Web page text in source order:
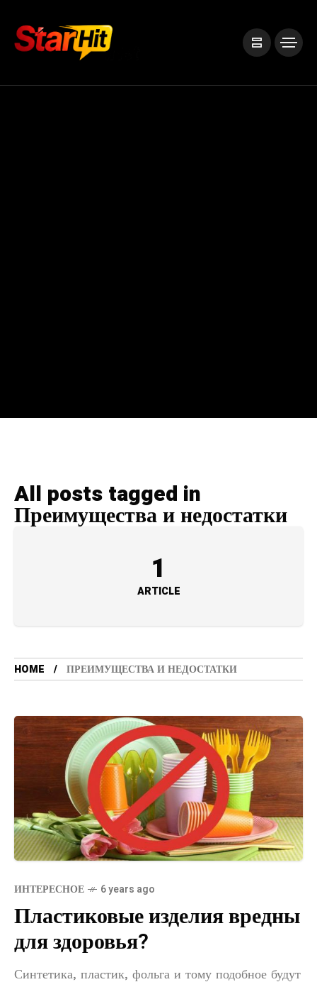
All posts tagged in
Преимущества и недостатки
1
ARTICLE
HOME ПРЕИМУЩЕСТВА И НЕДОСТАТКИ
ИНТЕРЕСНОЕ 6 years ago
Пластиковые изделия вредны
для здоровья?
Синтетика, пластик, фольга и тому подобное будут